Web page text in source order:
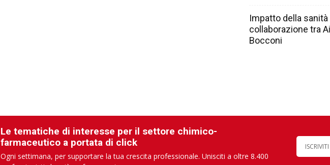
Impatto della
collaborazione tra
Bocconi
Le tematiche di interesse per il settore chimico-
farmaceutico a portata di click
Ogni settimana, per supportare la tua crescita professionale. Unisciti a oltre 8.400